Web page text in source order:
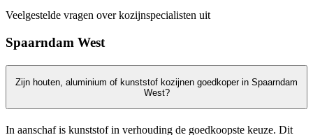
Veelgestelde vragen over kozijnspecialisten uit
Spaarndam West
Zijn houten, aluminium of kunststof kozijnen goedkoper in Spaarndam
West?
In aanschaf is kunststof in verhouding de goedkoopste keuze. Dit